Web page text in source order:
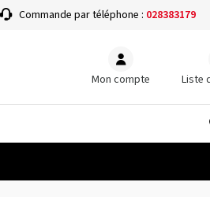
Commande par téléphone : 028383179
Mon compte Liste